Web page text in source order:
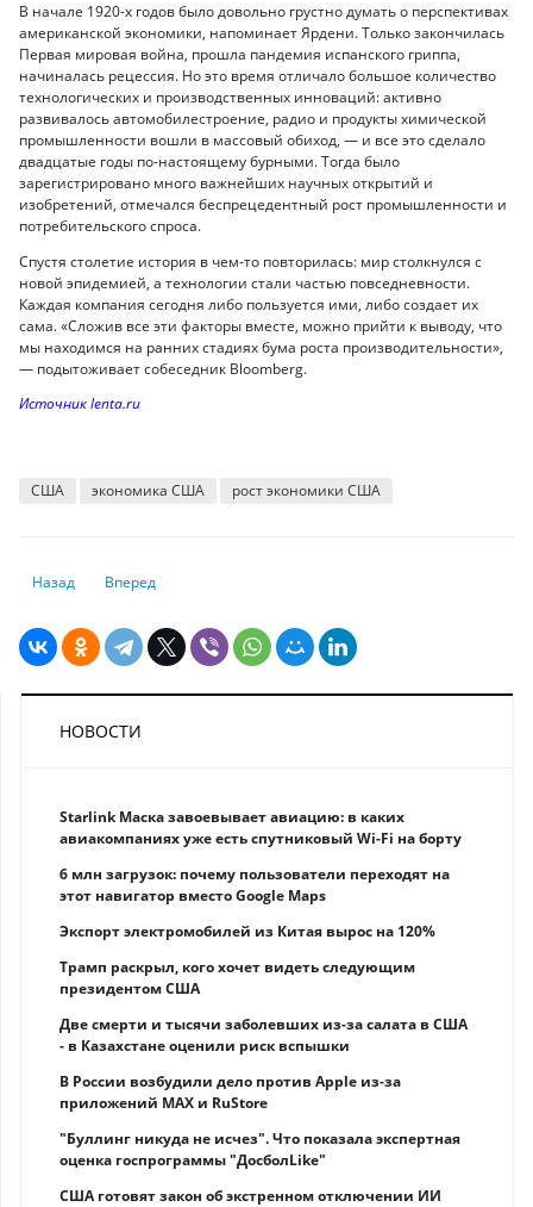
В начале 1920-х годов было довольно грустно думать о перспективах
американской экономики, напоминает Ярдени. Только закончилась
Первая мировая война, прошла пандемия испанского гриппа,
начиналась рецессия. Но это время отличало большое количество
технологических и производственных инноваций: активно
развивалось автомобилестроение, радио и продукты химической
промышленности вошли в массовый обиход, — и все это сделало
двадцатые годы по-настоящему бурными. Тогда было
зарегистрировано много важнейших научных открытий и
изобретений, отмечался беспрецедентный рост промышленности и
потребительского спроса.
Спустя столетие история в чем-то повторилась: мир столкнулся с
новой эпидемией, а технологии стали частью повседневности.
Каждая компания сегодня либо пользуется ими, либо создает их
сама. «Сложив все эти факторы вместе, можно прийти к выводу, что
мы находимся на ранних стадиях бума роста производительности»,
— подытоживает собеседник Bloomberg.
Источник lenta.ru
США экономика США рост экономики США
Предыдущий: Рынок труда Казахстана: тенденции и прогнозы
Назад Следующий: "Ожидала другой картины". Как меняется
Вперед
НОВОСТИ
Starlink Маска завоевывает авиацию: в каких
авиакомпаниях уже есть спутниковый Wi-Fi на борту
6 млн загрузок: почему пользователи переходят на
этот навигатор вместо Google Maps
Экспорт электромобилей из Китая вырос на 120%
Трамп раскрыл, кого хочет видеть следующим
президентом США
Две смерти и тысячи заболевших из-за салата в США
- в Казахстане оценили риск вспышки
В России возбудили дело против Apple из-за
приложений MAX и RuStore
"Буллинг никуда не исчез". Что показала экспертная
оценка госпрограммы "ДосболLike"
США готовят закон об экстренном отключении ИИ